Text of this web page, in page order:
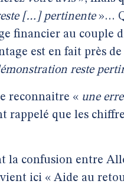
[…] pertinente»…
financier au couple
est en fait près
reste
reconnaitre « une
rappelé que les
la confusion entre
ici « Aide au